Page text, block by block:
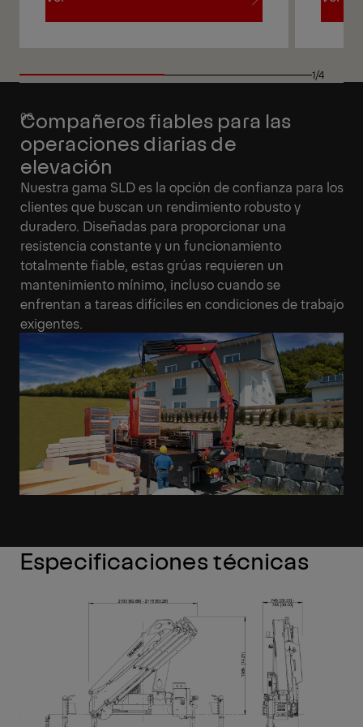
1/4
Compañeros fiables para las
operaciones diarias de
elevación
Nuestra gama SLD es la opción de confianza para los
clientes que buscan un rendimiento robusto y
duradero. Diseñadas para proporcionar una
resistencia constante y un funcionamiento
totalmente fiable, estas grúas requieren un
mantenimiento mínimo, incluso cuando se
enfrentan a tareas difíciles en condiciones de trabajo
exigentes.
Especificaciones técnicas